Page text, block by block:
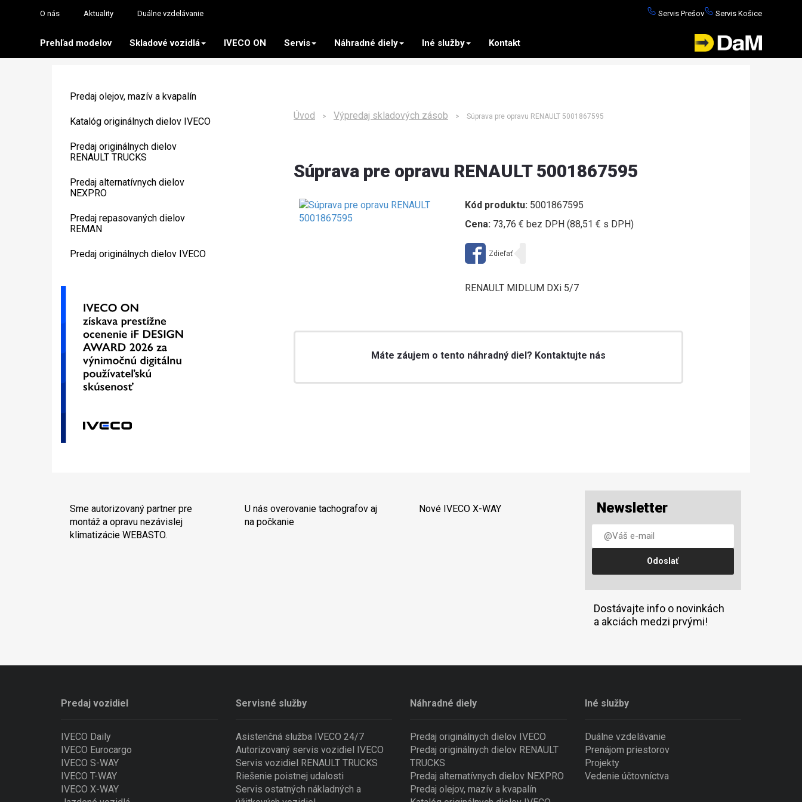
O nás Aktuality Duálne vzdelávanie Servis Prešov Servis Košice
Prehľad modelov Skladové vozidlá IVECO ON Servis Náhradné diely Iné služby Kontakt
Predaj olejov, mazív a kvapalín
Katalóg originálnych dielov IVECO
Predaj originálnych dielov
RENAULT TRUCKS
Predaj alternatívnych dielov
NEXPRO
Predaj repasovaných dielov
REMAN
Predaj originálnych dielov IVECO
Úvod > Výpredaj skladových zásob > Súprava pre opravu RENAULT 5001867595
Súprava pre opravu RENAULT 5001867595
Kód produktu:5001867595
Cena:73,76 € bez DPH (88,51 € s DPH)
RENAULT MIDLUM DXi 5/7
Máte záujem o tento náhradný diel? Kontaktujte nás
Sme autorizovaný partner pre
montáž a opravu nezávislej
klimatizácie WEBASTO.
U nás overovanie tachografov aj
na počkanie
Nové IVECO X-WAY Newsletter
Dostávajte info o novinkách
a akciách medzi prvými!
Predaj vozidiel
IVECO Daily
IVECO Eurocargo
IVECO S-WAY
IVECO T-WAY
IVECO X-WAY
Servisné služby
Asistenčná služba IVECO 24/7
Autorizovaný servis vozidiel IVECO
Servis vozidiel RENAULT TRUCKS
Riešenie poistnej udalosti
Servis ostatných nákladných a
Náhradné diely
Predaj originálnych dielov IVECO
Predaj originálnych dielov RENAULT
TRUCKS
Predaj alternatívnych dielov NEXPRO
Predaj olejov, mazív a kvapalín
Iné služby
Duálne vzdelávanie
Prenájom priestorov
Projekty
Vedenie účtovníctva